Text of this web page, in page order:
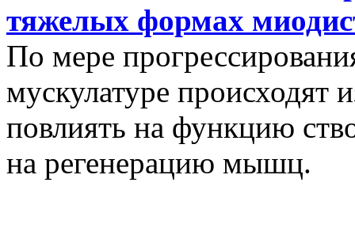
тяжелых формах
По мере
мускулатуре происходят
повлиять на функцию
на регенерацию мышц.